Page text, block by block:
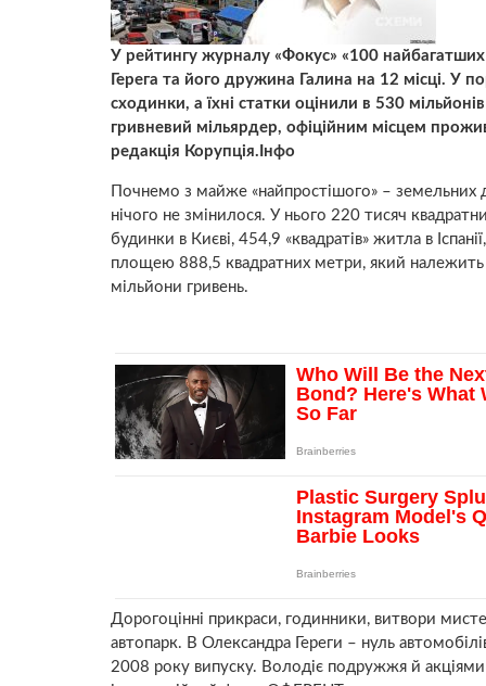
У рейтингу журналу «Фокус» «100
Герега та його дружина Галина на 12 місці. У
сходинки, а їхні статки оцінили в 530
гривневий мільярдер, офіційним місцем
редакція Корупція.Інфо
Почнемо з майже «найпростішого» –
нічого не змінилося. У нього 220 тисяч
будинки в Києві, 454,9 «квадратів» житла в
площею 888,5 квадратних метри, який належить
мільйони гривень.
Дорогоцінні прикраси, годинники, витвори
автопарк. В Олександра Гереги – нуль
2008 року випуску. Володіє подружжя й